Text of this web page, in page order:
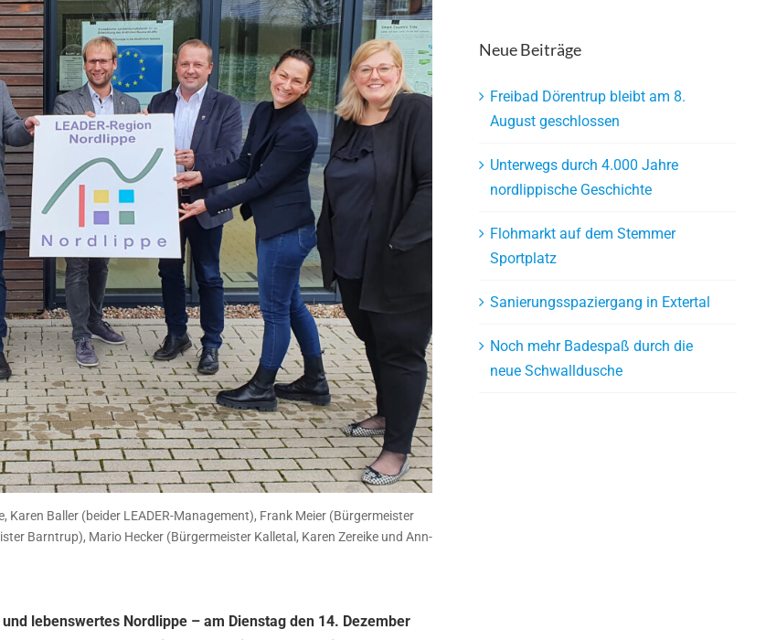
Baller (beider LEADER-Management), Frank Meier (Bürgermeister
Barntrup), Mario Hecker (Bürgermeister Kalletal, Karen Zereike und Ann-
lebenswertes Nordlippe – am Dienstag den 14. Dezember
Neue Beiträge
Freibad Dörentrup bleibt am 8.
August geschlossen
Unterwegs durch 4.000 Jahre
nordlippische Geschichte
Flohmarkt auf dem Stemmer
Sportplatz
Sanierungsspaziergang in Extertal
Noch mehr Badespaß durch die
neue Schwalldusche